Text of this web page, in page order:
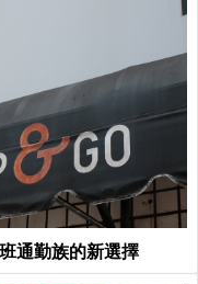
通勤族的新選擇